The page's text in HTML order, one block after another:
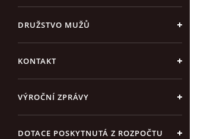
DRUŽSTVO MUŽŮ
KONTAKT
VÝROČNÍ ZPRÁVY
DOTACE POSKYTNUTÁ Z ROZPOČTU